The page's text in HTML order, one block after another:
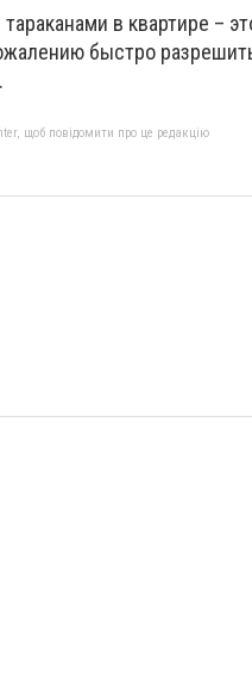
в квартире –
быстро
щоб повідомити про це редакцію